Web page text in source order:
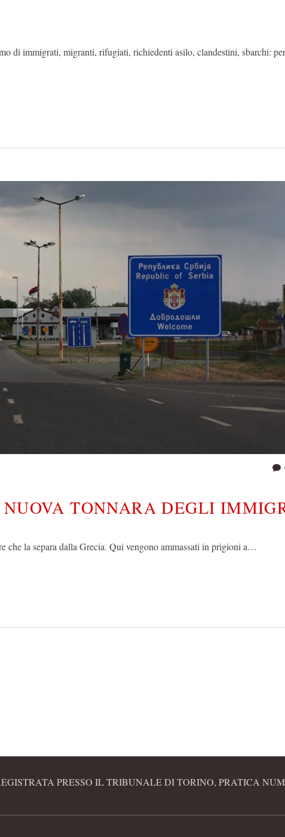
di immigrati, migranti, rifugiati, richiedenti asilo, clandestini, sbarchi:
TONNARA DEGLI
che la separa dalla Grecia. Qui vengono ammassati in prigioni a…
PRESSO IL TRIBUNALE DI TORINO, PRATICA